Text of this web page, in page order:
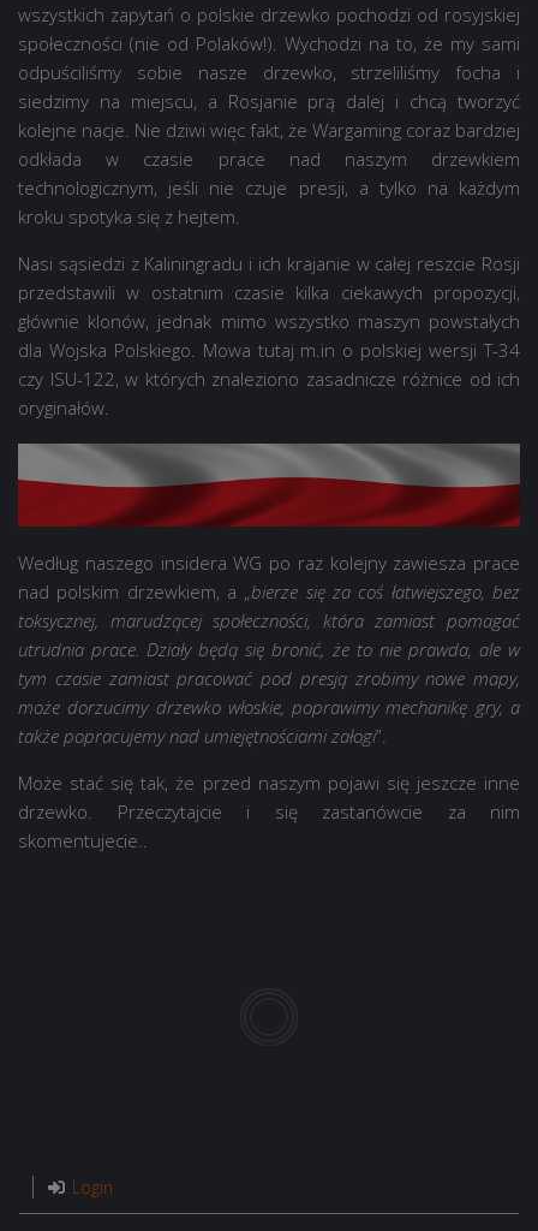
wszystkich zapytań o polskie drzewko pochodzi od rosyjskiej
społeczności (nie od Polaków!). Wychodzi na to, że my sami
odpuściliśmy sobie nasze drzewko, strzeliliśmy focha i
siedzimy na miejscu, a Rosjanie prą dalej i chcą tworzyć
kolejne nacje. Nie dziwi więc fakt, że Wargaming coraz bardziej
odkłada w czasie prace nad naszym drzewkiem
technologicznym, jeśli nie czuje presji, a tylko na każdym
kroku spotyka się z hejtem.
Nasi sąsiedzi z Kaliningradu i ich krajanie w całej reszcie Rosji
przedstawili w ostatnim czasie kilka ciekawych propozycji,
głównie klonów, jednak mimo wszystko maszyn powstałych
dla Wojska Polskiego. Mowa tutaj m.in o polskiej wersji T-34
czy ISU-122, w których znaleziono zasadnicze różnice od ich
oryginałów.
Według naszego insidera WG po raz kolejny zawiesza prace
nad polskim drzewkiem, a „bierze się za coś łatwiejszego, bez
toksycznej, marudzącej społeczności, która zamiast pomagać
utrudnia prace. Działy będą się bronić, że to nie prawda, ale w
tym czasie zamiast pracować pod presją zrobimy nowe mapy,
może dorzucimy drzewko włoskie, poprawimy mechanikę gry, a
także popracujemy nad umiejętnościami załogi”.
Może stać się tak, że przed naszym pojawi się jeszcze inne
drzewko. Przeczytajcie i się zastanówcie za nim
skomentujecie..
Login